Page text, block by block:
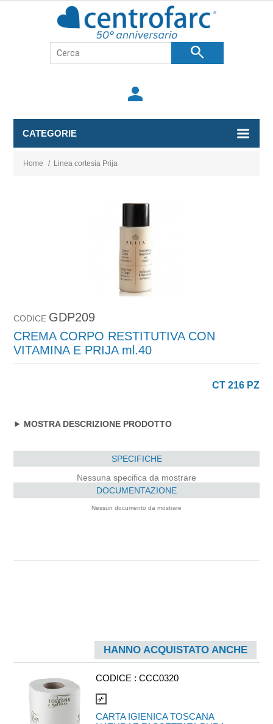
search
person
CATEGORIE
Home / Linea cortesia Prija
CODICE GDP209
CREMA CORPO RESTITUTIVA CON
VITAMINA E PRIJA ml.40
CT 216 PZ
MOSTRA DESCRIZIONE PRODOTTO
SPECIFICHE
Nessuna specifica da mostrare
DOCUMENTAZIONE
Nessun documento da mostrare
HANNO ACQUISTATO ANCHE
CODICE : CCC0320
compare_arrows
CARTA IGIENICA TOSCANA